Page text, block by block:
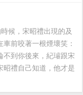
候，宋昭禮出現的及
前咬著一根煙壞笑：
不到你後來，紀璿跟宋
昭禮自己知道，他才是